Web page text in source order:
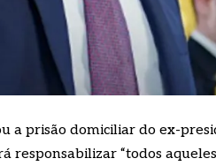
a prisão domiciliar do ex-
responsabilizar “todos